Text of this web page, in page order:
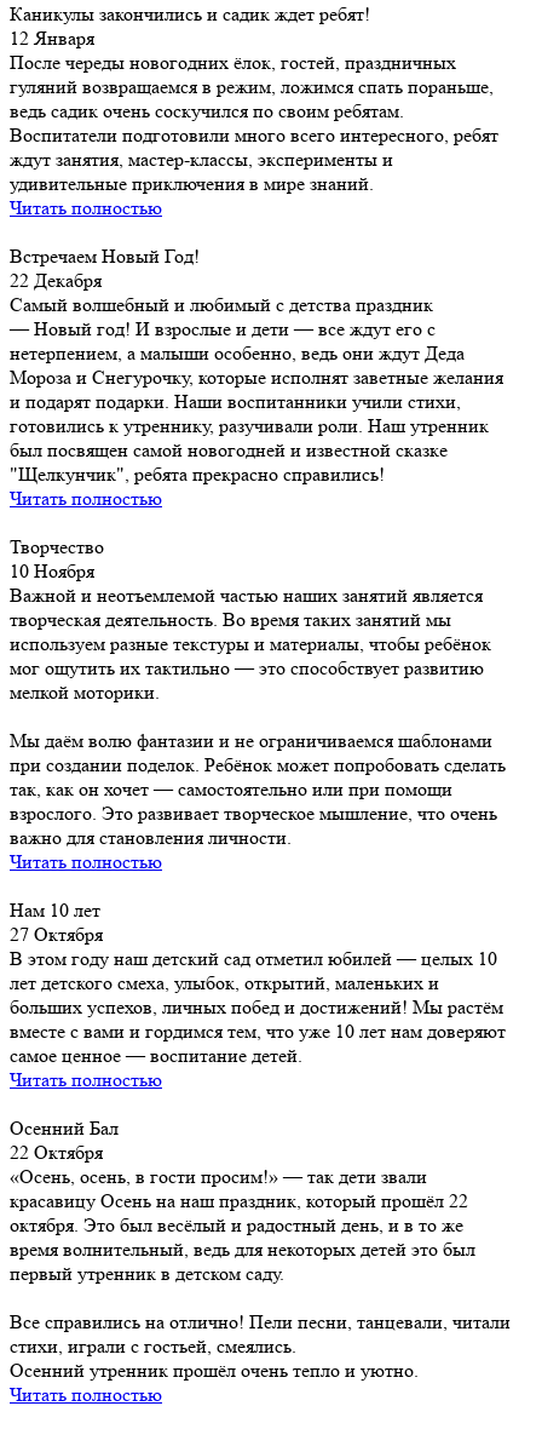
Каникулы закончились и садик ждет ребят!
12 Января
После череды новогодних ёлок, гостей, праздничных
гуляний возвращаемся в режим, ложимся спать пораньше,
ведь садик очень соскучился по своим ребятам.
Воспитатели подготовили много всего интересного, ребят
ждут занятия, мастер-классы, эксперименты и
удивительные приключения в мире знаний.
Читать полностью
Встречаем Новый Год!
22 Декабря
Самый волшебный и любимый с детства праздник
— Новый год! И взрослые и дети — все ждут его с
нетерпением, а малыши особенно, ведь они ждут Деда
Мороза и Снегурочку, которые исполнят заветные желания
и подарят подарки. Наши воспитанники учили стихи,
готовились к утреннику, разучивали роли. Наш утренник
был посвящен самой новогодней и известной сказке
"Щелкунчик", ребята прекрасно справились!
Читать полностью
Творчество
10 Ноября
Важной и неотъемлемой частью наших занятий является
творческая деятельность. Во время таких занятий мы
используем разные текстуры и материалы, чтобы ребёнок
мог ощутить их тактильно — это способствует развитию
мелкой моторики.
Мы даём волю фантазии и не ограничиваемся шаблонами
при создании поделок. Ребёнок может попробовать сделать
так, как он хочет — самостоятельно или при помощи
взрослого. Это развивает творческое мышление, что очень
важно для становления личности.
Читать полностью
Нам 10 лет
27 Октября
В этом году наш детский сад отметил юбилей — целых 10
лет детского смеха, улыбок, открытий, маленьких и
больших успехов, личных побед и достижений! Мы растём
вместе с вами и гордимся тем, что уже 10 лет нам доверяют
самое ценное — воспитание детей.
Читать полностью
Осенний Бал
22 Октября
«Осень, осень, в гости просим!» — так дети звали
красавицу Осень на наш праздник, который прошёл 22
октября. Это был весёлый и радостный день, и в то же
время волнительный, ведь для некоторых детей это был
первый утренник в детском саду.
Все справились на отлично! Пели песни, танцевали, читали
стихи, играли с гостьей, смеялись.
Осенний утренник прошёл очень тепло и уютно.
Читать полностью